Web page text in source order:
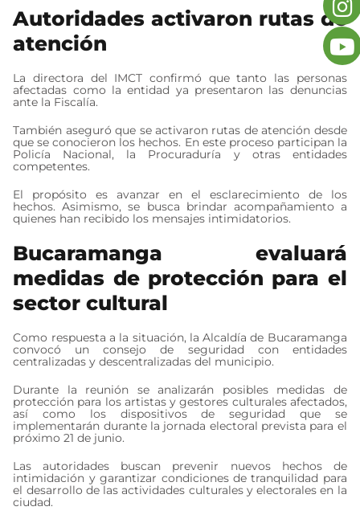
Autoridades activaron rutas de
atención
La directora del IMCT confirmó que tanto las personas
afectadas como la entidad ya presentaron las denuncias
ante la Fiscalía.
También aseguró que se activaron rutas de atención desde
que se conocieron los hechos. En este proceso participan la
Policía Nacional, la Procuraduría y otras entidades
competentes.
El propósito es avanzar en el esclarecimiento de los
hechos. Asimismo, se busca brindar acompañamiento a
quienes han recibido los mensajes intimidatorios.
Bucaramanga evaluará
medidas de protección para el
sector cultural
Como respuesta a la situación, la Alcaldía de Bucaramanga
convocó un consejo de seguridad con entidades
centralizadas y descentralizadas del municipio.
Durante la reunión se analizarán posibles medidas de
protección para los artistas y gestores culturales afectados,
así como los dispositivos de seguridad que se
implementarán durante la jornada electoral prevista para el
próximo 21 de junio.
Las autoridades buscan prevenir nuevos hechos de
intimidación y garantizar condiciones de tranquilidad para
el desarrollo de las actividades culturales y electorales en la
ciudad.